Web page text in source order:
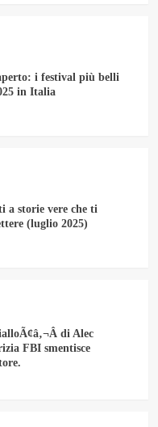
i festival più belli
in Italia
a storie vere che ti
(luglio 2025)
di Alec
FBI smentisce